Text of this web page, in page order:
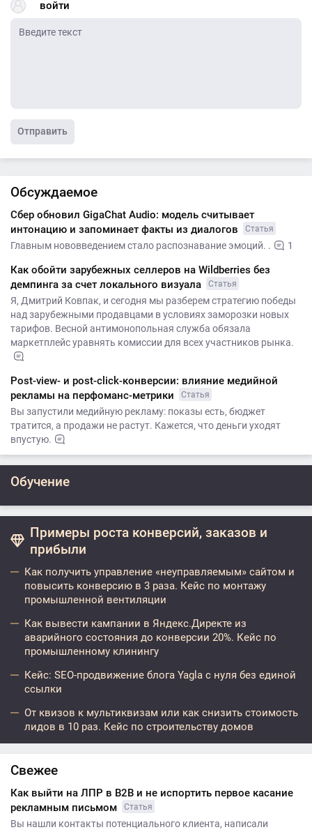
войти
Отправить
Обсуждаемое
Сбер обновил GigaChat Audio: модель считывает
интонацию и запоминает факты из диалогов
Статья
Главным нововведением стало распознавание эмоций. . 1
Как обойти зарубежных селлеров на Wildberries без
демпинга за счет локального визуала
Статья
Я, Дмитрий Ковпак, и сегодня мы разберем стратегию победы
над зарубежными продавцами в условиях заморозки новых
тарифов. Весной антимонопольная служба обязала
маркетплейс уравнять комиссии для всех участников рынка.
Post-view- и post-click-конверсии: влияние медийной
рекламы на перфоманс-метрики
Статья
Вы запустили медийную рекламу: показы есть, бюджет
тратится, а продажи не растут. Кажется, что деньги уходят
впустую.
Обучение
Примеры роста конверсий, заказов и
прибыли
Как получить управление «неуправляемым» сайтом и
повысить конверсию в 3 раза. Кейс по монтажу
промышленной вентиляции
Как вывести кампании в Яндекс.Директе из
аварийного состояния до конверсии 20%. Кейс по
промышленному клинингу
Кейс: SEO-продвижение блога Yagla с нуля без единой
ссылки
От квизов к мультиквизам или как снизить стоимость
лидов в 10 раз. Кейс по строительству домов
Свежее
Как выйти на ЛПР в B2B и не испортить первое касание
рекламным письмом
Статья
Вы нашли контакты потенциального клиента, написали